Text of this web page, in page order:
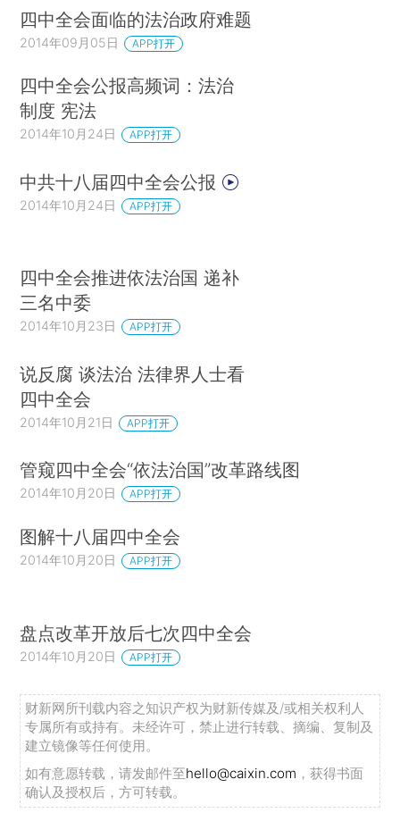
四中全会面临的法治政府难题
2014年09月05日 APP打开
四中全会公报高频词：法治
制度 宪法
2014年10月24日 APP打开
中共十八届四中全会公报
2014年10月24日 APP打开
四中全会推进依法治国 递补
三名中委
2014年10月23日 APP打开
说反腐 谈法治 法律界人士看
四中全会
2014年10月21日 APP打开
管窥四中全会“依法治国”改革路线图
2014年10月20日 APP打开
图解十八届四中全会
2014年10月20日 APP打开
盘点改革开放后七次四中全会
2014年10月20日 APP打开
财新网所刊载内容之知识产权为财新传媒及/或相关权利人
专属所有或持有。未经许可，禁止进行转载、摘编、复制及
建立镜像等任何使用。
如有意愿转载，请发邮件至hello@caixin.com ，获得书面
确认及授权后，方可转载。